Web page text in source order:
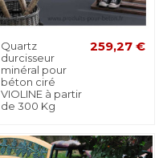
Quartz
durcisseur
minéral pour
béton ciré
VIOLINE à partir
de 300 Kg
259,27 €